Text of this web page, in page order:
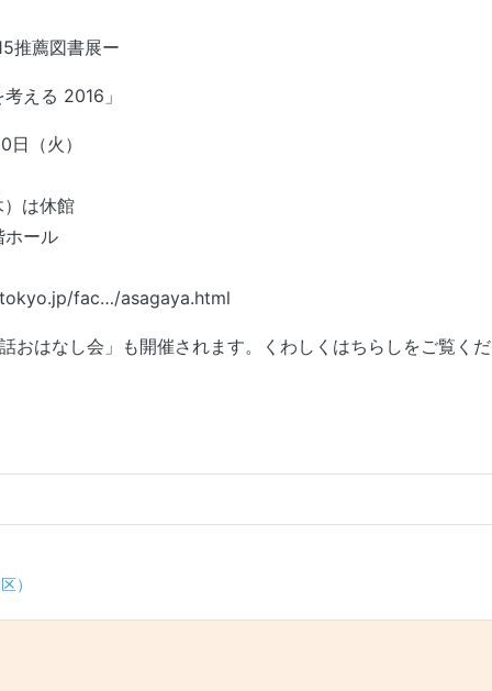
推薦図書展ー
える 2016」
（火）
は休館
ール
fac…/asagaya.html
おはなし会」も開催されます。くわしくはちらしをご覧くだ
）